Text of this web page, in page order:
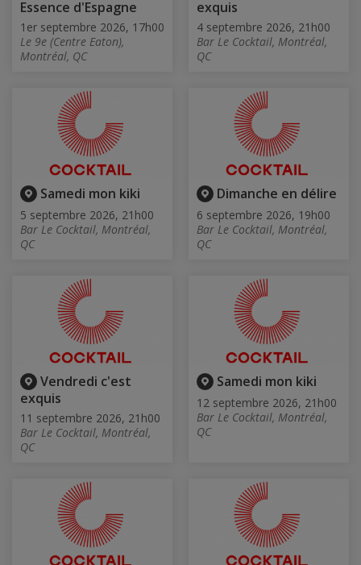
Essence d'Espagne
1er septembre 2026, 17h00
Le 9e (Centre Eaton),
Montréal, QC
exquis
4 septembre 2026, 21h00
Bar Le Cocktail, Montréal,
QC
Samedi mon kiki
5 septembre 2026, 21h00
Bar Le Cocktail, Montréal,
QC
Dimanche en délire
6 septembre 2026, 19h00
Bar Le Cocktail, Montréal,
QC
Vendredi c'est
exquis
11 septembre 2026, 21h00
Bar Le Cocktail, Montréal,
QC
Samedi mon kiki
12 septembre 2026, 21h00
Bar Le Cocktail, Montréal,
QC